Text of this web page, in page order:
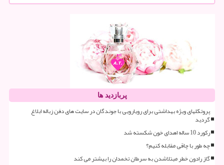
پربازدید ها
پروتکلهای ویژه بهداشتی برای رویارویی با جوندگان در سایت های دفن زباله ابلاغ
گردید
رکورد 10 ساله اهدای خون شکسته شد
چه طور با چاقی مقابله کنیم؟
گاز رادون خطر مبتلاشدن به سرطان تخمدان را بیشتر می کند